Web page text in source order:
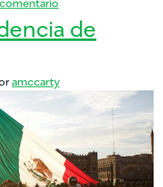
de
amccarty